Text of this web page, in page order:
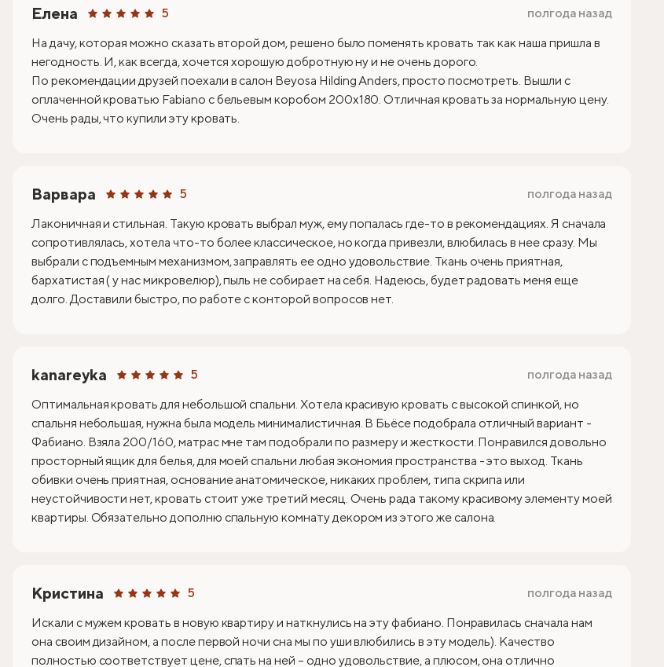
Елена 5
полгода назад
На дачу, которая можно сказать второй дом, решено было поменять кровать так как наша пришла в
негодность. И, как всегда, хочется хорошую добротную ну и не очень дорого.
По рекомендации друзей поехали в салон Beyosa Hilding Anders, просто посмотреть. Вышли с
оплаченной кроватью Fabiano с бельевым коробом 200х180. Отличная кровать за нормальную цену.
Очень рады, что купили эту кровать.
Варвара 5
полгода назад
Лаконичная и стильная. Такую кровать выбрал муж, ему попалась где-то в рекомендациях. Я сначала
сопротивлялась, хотела что-то более классическое, но когда привезли, влюбилась в нее сразу. Мы
выбрали с подъемным механизмом, заправлять ее одно удовольствие. Ткань очень приятная,
бархатистая ( у нас микровелюр), пыль не собирает на себя. Надеюсь, будет радовать меня еще
долго. Доставили быстро, по работе с конторой вопросов нет.
kanareyka 5
полгода назад
Оптимальная кровать для небольшой спальни. Хотела красивую кровать с высокой спинкой, но
спальня небольшая, нужна была модель минималистичная. В Бьёсе подобрала отличный вариант -
Фабиано. Взяла 200/160, матрас мне там подобрали по размеру и жесткости. Понравился довольно
просторный ящик для белья, для моей спальни любая экономия пространства - это выход. Ткань
обивки очень приятная, основание анатомическое, никаких проблем, типа скрипа или
неустойчивости нет, кровать стоит уже третий месяц. Очень рада такому красивому элементу моей
квартиры. Обязательно дополню спальную комнату декором из этого же салона.
Кристина 5
полгода назад
Искали с мужем кровать в новую квартиру и наткнулись на эту фабиано. Понравилась сначала нам
она своим дизайном, а после первой ночи сна мы по уши влюбились в эту модель). Качество
полностью соответствует цене, спать на ней – одно удовольствие, а плюсом, она отлично